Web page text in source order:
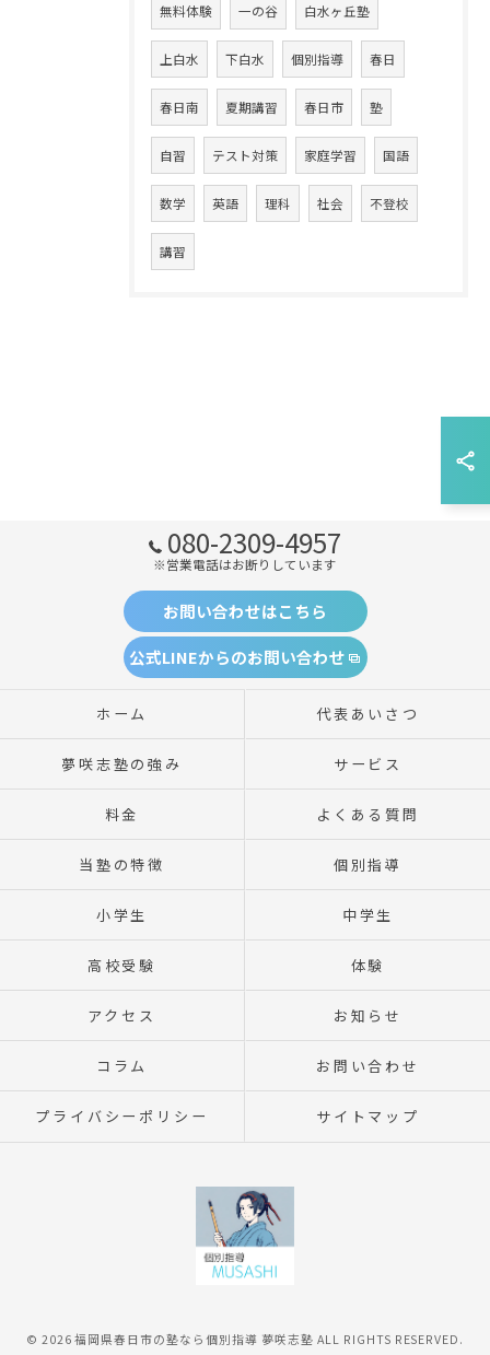
無料体験 一の谷 白水ヶ丘塾
上白水 下白水 個別指導 春日
春日南 夏期講習 春日市 塾
自習 テスト対策 家庭学習 国語
数学 英語 理科 社会 不登校
講習
080-2309-4957
※営業電話はお断りしています
お問い合わせはこちら
公式LINEからのお問い合わせ
ホーム 代表あいさつ
夢咲志塾の強み サービス
料金 よくある質問
当塾の特徴 個別指導
小学生 中学生
高校受験 体験
アクセス お知らせ
コラム お問い合わせ
プライバシーポリシー サイトマップ
© 2026 福岡県春日市の塾なら個別指導 夢咲志塾 ALL RIGHTS RESERVED.